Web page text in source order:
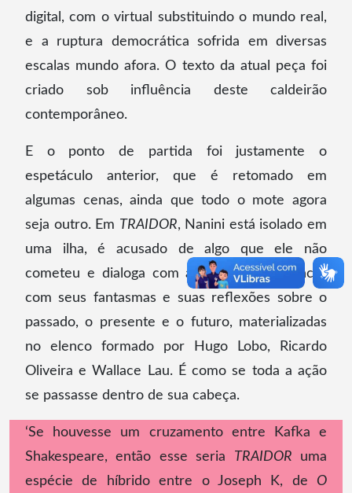
digital, com o virtual substituindo o mundo real,
e a ruptura democrática sofrida em diversas
escalas mundo afora. O texto da atual peça foi
criado sob influência deste caldeirão
contemporâneo.
E o ponto de partida foi justamente o
espetáculo anterior, que é retomado em
algumas cenas, ainda que todo o mote agora
seja outro. Em TRAIDOR, Nanini está isolado em
uma ilha, é acusado de algo que ele não
cometeu e dialoga com a própria consciência,
com seus fantasmas e suas reflexões sobre o
passado, o presente e o futuro, materializadas
no elenco formado por Hugo Lobo, Ricardo
Oliveira e Wallace Lau. É como se toda a ação
se passasse dentro de sua cabeça.
‘Se houvesse um cruzamento entre Kafka e
Shakespeare, então esse seria TRAIDOR uma
espécie de híbrido entre o Joseph K, de O